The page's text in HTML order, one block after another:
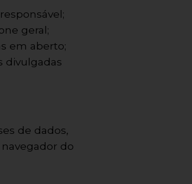
geral;
em aberto;
divulgadas
de dados,
do